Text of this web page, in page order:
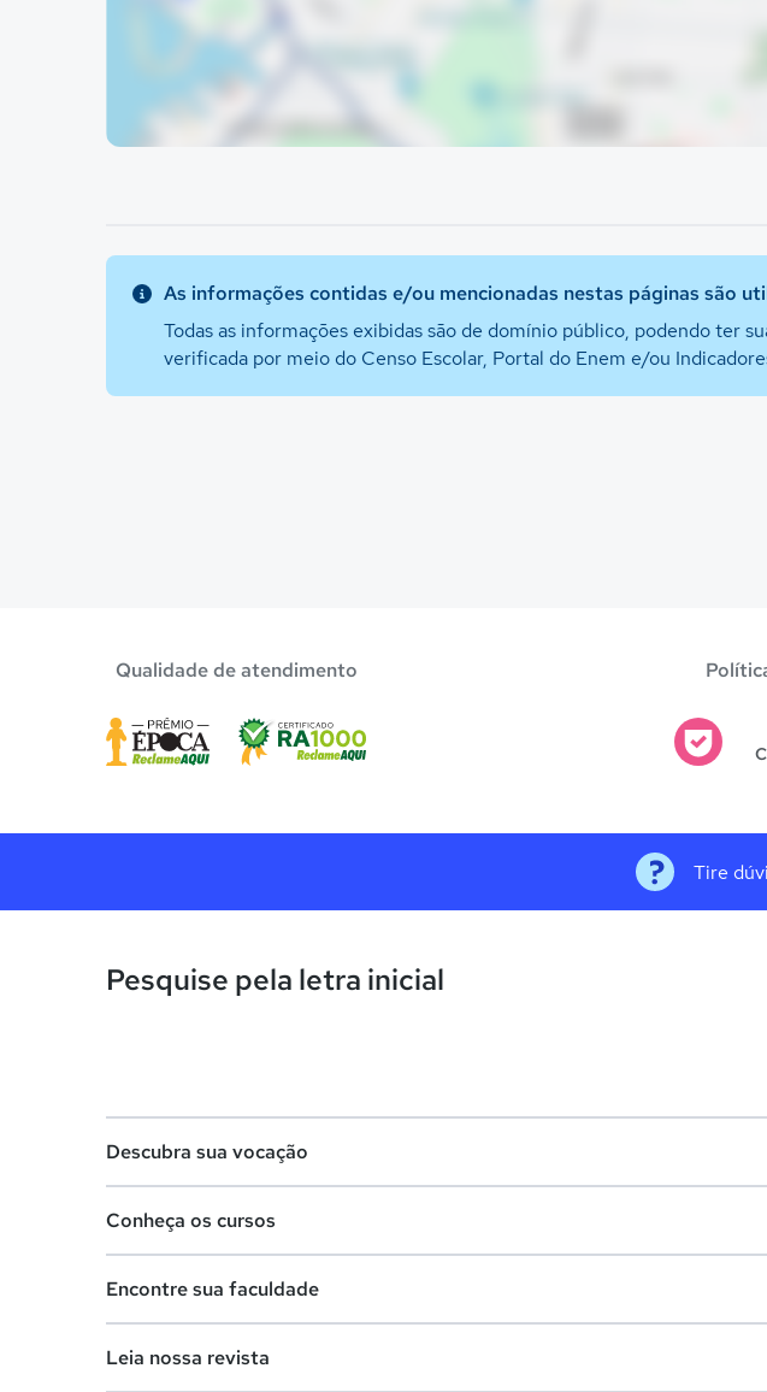
As informações contidas e/ou mencionadas nestas páginas são
Todas as informações exibidas são de domínio público, podendo ter
verificada por meio do Censo Escolar, Portal do Enem e/ou
Qualidade de atendimento
Tire
Pesquise pela letra inicial
Descubra sua vocação
Lista de profissões
Conheça os cursos
Cursos de graduação
Encontre sua faculdade
Leia nossa revista